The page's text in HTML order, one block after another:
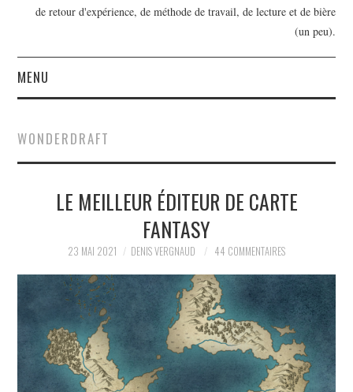
de retour d'expérience, de méthode de travail, de lecture et de bière
(un peu).
MENU
OUTILS D’ÉCRIVAIN
L’AUTEUR
CONTACT
WONDERDRAFT
LE MEILLEUR ÉDITEUR DE CARTE
FANTASY
23 MAI 2021 DENIS VERGNAUD 44 COMMENTAIRES